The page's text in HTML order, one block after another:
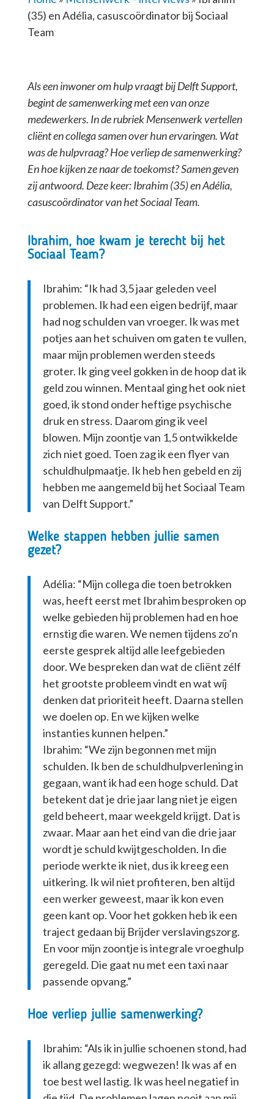
(35) en Adélia, casuscoördinator bij Sociaal
Team
Als een inwoner om hulp vraagt bij Delft Support,
begint de samenwerking met een van onze
medewerkers. In de rubriek Mensenwerk vertellen
cliënt en collega samen over hun ervaringen. Wat
was de hulpvraag? Hoe verliep de samenwerking?
En hoe kijken ze naar de toekomst? Samen geven
zij antwoord. Deze keer: Ibrahim (35) en Adélia,
casuscoördinator van het Sociaal Team.
Ibrahim, hoe kwam je terecht bij het
Sociaal Team?
Ibrahim: “Ik had 3,5 jaar geleden veel
problemen. Ik had een eigen bedrijf, maar
had nog schulden van vroeger. Ik was met
potjes aan het schuiven om gaten te vullen,
maar mijn problemen werden steeds
groter. Ik ging veel gokken in de hoop dat ik
geld zou winnen. Mentaal ging het ook niet
goed, ik stond onder heftige psychische
druk en stress. Daarom ging ik veel
blowen. Mijn zoontje van 1,5 ontwikkelde
zich niet goed. Toen zag ik een flyer van
schuldhulpmaatje. Ik heb hen gebeld en zij
hebben me aangemeld bij het Sociaal Team
van Delft Support.”
Welke stappen hebben jullie samen
gezet?
Adélia: “Mijn collega die toen betrokken
was, heeft eerst met Ibrahim besproken op
welke gebieden hij problemen had en hoe
ernstig die waren. We nemen tijdens zo’n
eerste gesprek altijd alle leefgebieden
door. We bespreken dan wat de cliënt zélf
het grootste probleem vindt en wat wíj
denken dat prioriteit heeft. Daarna stellen
we doelen op. En we kijken welke
instanties kunnen helpen.”
Ibrahim: “We zijn begonnen met mijn
schulden. Ik ben de schuldhulpverlening in
gegaan, want ik had een hoge schuld. Dat
betekent dat je drie jaar lang niet je eigen
geld beheert, maar weekgeld krijgt. Dat is
zwaar. Maar aan het eind van die drie jaar
wordt je schuld kwijtgescholden. In die
periode werkte ik niet, dus ik kreeg een
uitkering. Ik wil niet profiteren, ben altijd
een werker geweest, maar ik kon even
geen kant op. Voor het gokken heb ik een
traject gedaan bij Brijder verslavingszorg.
En voor mijn zoontje is integrale vroeghulp
geregeld. Die gaat nu met een taxi naar
passende opvang.”
Hoe verliep jullie samenwerking?
Ibrahim: “Als ik in jullie schoenen stond, had
ik allang gezegd: wegwezen! Ik was af en
toe best wel lastig. Ik was heel negatief in